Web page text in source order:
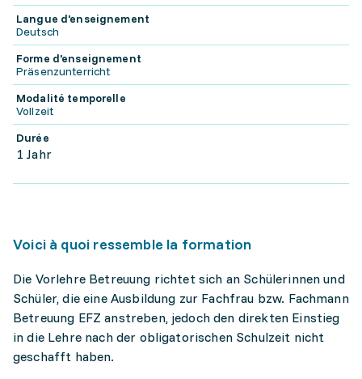
Langue d'enseignement
Deutsch
Forme d'enseignement
Präsenzunterricht
Modalité temporelle
Vollzeit
Durée
1 Jahr
Voici à quoi ressemble la formation
Die Vorlehre Betreuung richtet sich an Schülerinnen und
Schüler, die eine Ausbildung zur Fachfrau bzw. Fachmann
Betreuung EFZ anstreben, jedoch den direkten Einstieg
in die Lehre nach der obligatorischen Schulzeit nicht
geschafft haben.